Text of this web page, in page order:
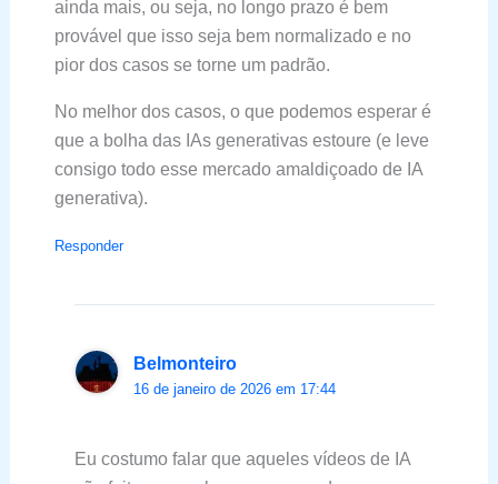
ainda mais, ou seja, no longo prazo é bem
provável que isso seja bem normalizado e no
pior dos casos se torne um padrão.
No melhor dos casos, o que podemos esperar é
que a bolha das IAs generativas estoure (e leve
consigo todo esse mercado amaldiçoado de IA
generativa).
Responder
Belmonteiro
16 de janeiro de 2026 em 17:44
Eu costumo falar que aqueles vídeos de IA